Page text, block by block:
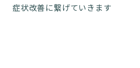
症状改善に繋げていきます